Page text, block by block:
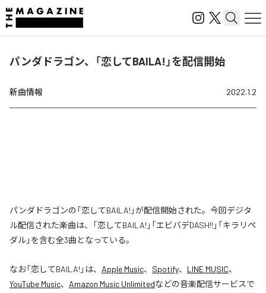
パンダドラゴン、「恋してBAILA!」を配信開始
新曲情報 2022.1.2
パンダドラゴンの「恋してBAILA!」が配信開始された。今回デジタ
ル配信された楽曲は、「恋してBAILA!」「エビバデDASH!!」「キラリペ
ダル」を含む全3曲となっている。
なお「恋してBAILA! 」は、 Apple Music、 Spotify、 LINE MUSIC、
YouTube Music、 Amazon Music Unlimitedなどの音楽配信サービスで